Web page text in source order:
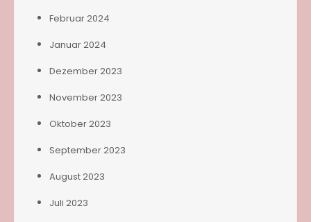
Februar 2024
Januar 2024
Dezember 2023
November 2023
Oktober 2023
September 2023
August 2023
Juli 2023